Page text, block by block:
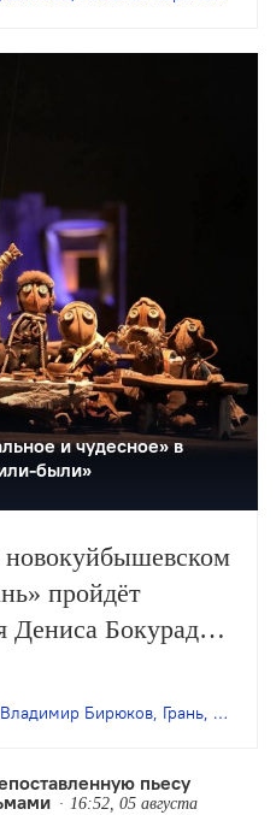
и чудесное» в
были»
новокуйбышевском
пройдёт
Дениса Бокурадзе
Владимира
Владимир Бирюков Грань Денис
пьесу
16:52, 05 августа